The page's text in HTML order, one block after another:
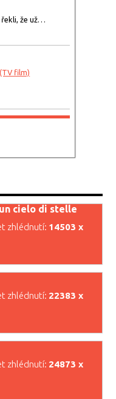
že už…
film)
cielo di stelle
zhlédnutí: 14503 x
zhlédnutí: 22383 x
zhlédnutí: 24873 x